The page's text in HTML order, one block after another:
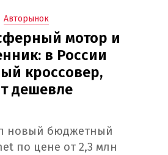
Авторынок
мотор и
в России
кроссовер,
дешевле
новый бюджетный
по цене от 2,3 млн